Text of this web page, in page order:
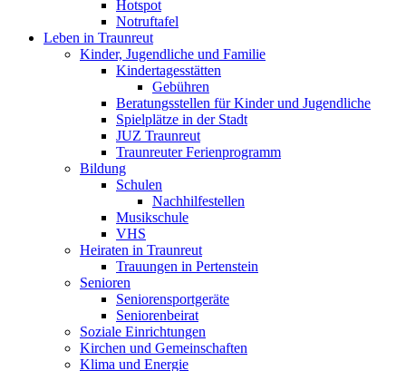
Hotspot
Notruftafel
Leben in Traunreut
Kinder, Jugendliche und Familie
Kindertagesstätten
Gebühren
Beratungsstellen für Kinder und Jugendliche
Spielplätze in der Stadt
JUZ Traunreut
Traunreuter Ferienprogramm
Bildung
Schulen
Nachhilfestellen
Musikschule
VHS
Heiraten in Traunreut
Trauungen in Pertenstein
Senioren
Seniorensportgeräte
Seniorenbeirat
Soziale Einrichtungen
Kirchen und Gemeinschaften
Klima und Energie